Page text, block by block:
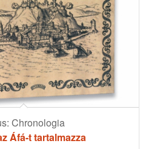
Chronologia
Áfá-t tartalmazza